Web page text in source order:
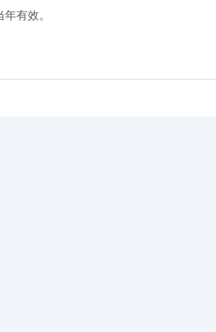
有效。